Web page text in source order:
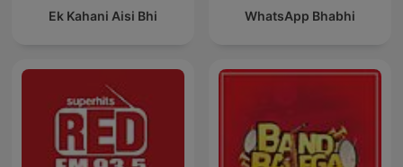
Ek Kahani Aisi Bhi WhatsApp Bhabhi